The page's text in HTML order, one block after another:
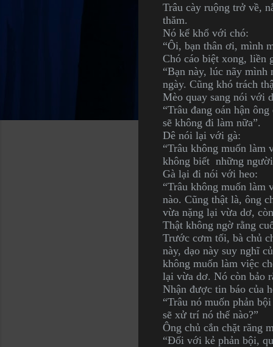
Trâu cày ruộng trở về,
thăm.
Nó kể khổ với chó:
“Ôi, bạn thân ơi, mình
Chó cáo biệt xong, liền
“Bạn này, lúc nãy
ngày. Cũng khó trách
Mèo quay sang nói với
“Trâu đang oán hận
sẽ không đi làm nữa”.
Dê nói lại với gà:
“Trâu không muốn làm
không biết những
Gà lại đi nói với heo:
“Trâu không muốn làm
nào. Cũng thật là, ông
vừa nặng lại vừa dơ,
Thật không ngờ rằng
Trước cơm tối, bà chủ
này, dạo này suy nghĩ
không muốn làm việc
lại vừa dơ. Nó còn bảo
Nhận được tin báo của
“Trâu nó muốn phản
sẽ xử trí nó thế nào?”
Ông chủ cắn chặt răng
“Đối với kẻ phản bội,